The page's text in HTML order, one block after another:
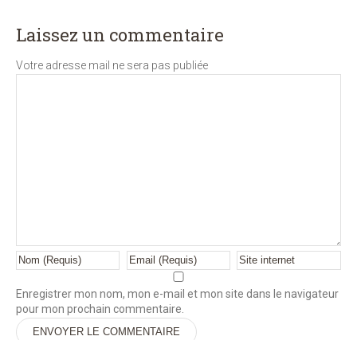
Laissez un commentaire
Votre adresse mail ne sera pas publiée
Enregistrer mon nom, mon e-mail et mon site dans le navigateur
pour mon prochain commentaire.